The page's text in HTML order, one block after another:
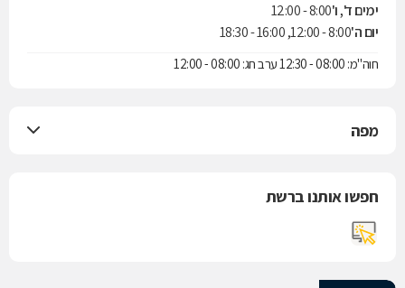
ימים ד', ו'8:00 - 12:00
יום ה'8:00 - 12:00, 16:00 - 18:30
חוה"מ: 08:00 - 12:30 ערב חג: 08:00 - 12:00
מפה
חפשו אותנו ברשת